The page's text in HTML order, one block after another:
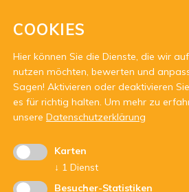
Öffnungszeiten
Dienstag bis Freitag von 9 - 12
und nach Vereinbarung jederzeit
montags
COOKIES
Hier können Sie die Dienste, die wir
nutzen möchten, bewerten und
Sagen! Aktivieren oder deaktivieren
es für richtig halten. Um mehr zu
unsere Datenschutzerklärung
Karten
↓ 1 Dienst
Besucher-Statistiken